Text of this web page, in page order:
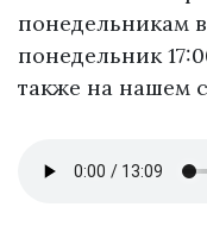
понедельникам
понедельник
также на нашем